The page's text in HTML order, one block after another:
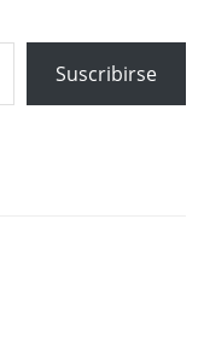
Suscribirse